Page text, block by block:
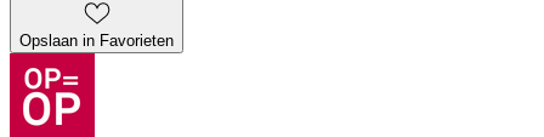
Opslaan in Favorieten